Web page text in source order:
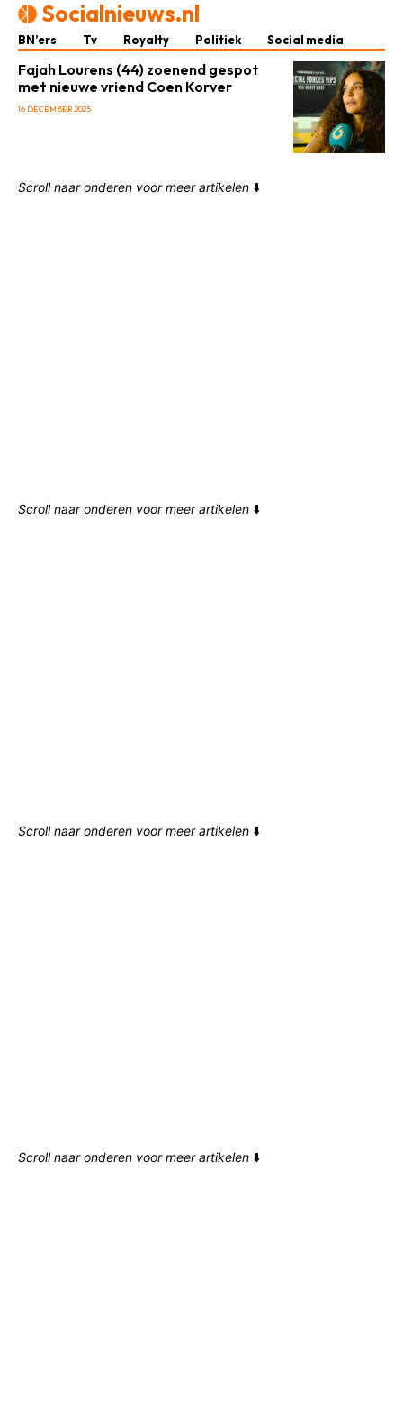
Socialnieuws.nl
BN’ers Tv Royalty Politiek Social media
Fajah Lourens (44) zoenend gespot
met nieuwe vriend Coen Korver
16 DECEMBER 2025
Scroll naar onderen voor meer artikelen ⬇️
Scroll naar onderen voor meer artikelen ⬇️
Scroll naar onderen voor meer artikelen ⬇️
Scroll naar onderen voor meer artikelen ⬇️